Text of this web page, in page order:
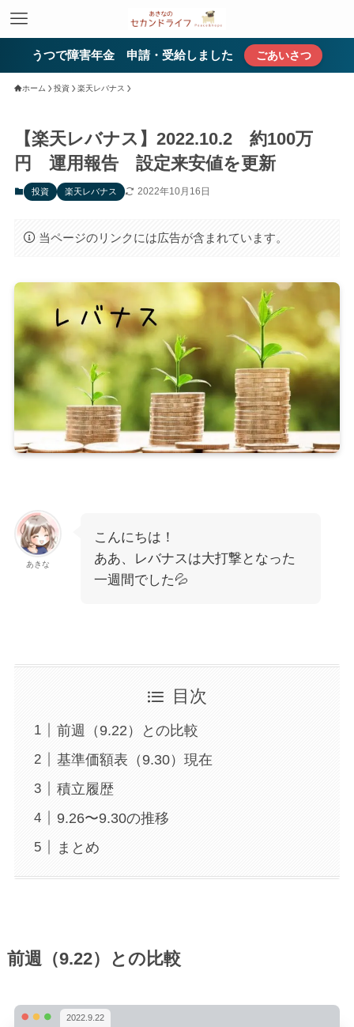
うつで障害年金 申請・受給しました ごあいさつ
ホーム 投資 楽天レバナス
【楽天レバナス】2022.10.2 約100万
円 運用報告 設定来安値を更新
投資 楽天レバナス 2022年10月16日
当ページのリンクには広告が含まれています。
あきな
こんにちは！
ああ、レバナスは大打撃となった
一週間でした💦
目次
前週（9.22）との比較
基準価額表（9.30）現在
積立履歴
9.26〜9.30の推移
まとめ
前週（9.22）との比較
2022.9.22